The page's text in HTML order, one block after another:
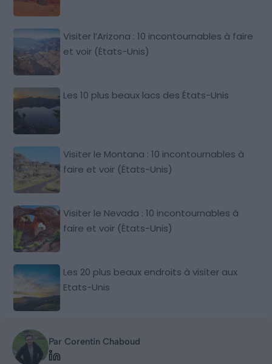
Visiter l’Arizona : 10 incontournables à faire
et voir (États-Unis)
Les 10 plus beaux lacs des États-Unis
Visiter le Montana : 10 incontournables à
faire et voir (États-Unis)
Visiter le Nevada : 10 incontournables à
faire et voir (États-Unis)
Les 20 plus beaux endroits à visiter aux
Etats-Unis
Par Corentin Chaboud